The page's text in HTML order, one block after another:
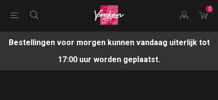
0
Bestellingen voor morgen kunnen vandaag uiterlijk tot
17:00 uur worden geplaatst.